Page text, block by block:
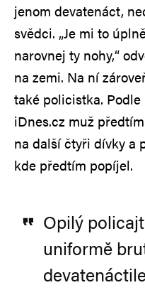
jenom devatenáct,
svědci. „Je mi to
narovnej ty nohy,“
na zemi. Na ní
také policistka.
iDnes.cz muž
na další čtyři dívky a
kde předtím popíjel.
Opilý
uniformě